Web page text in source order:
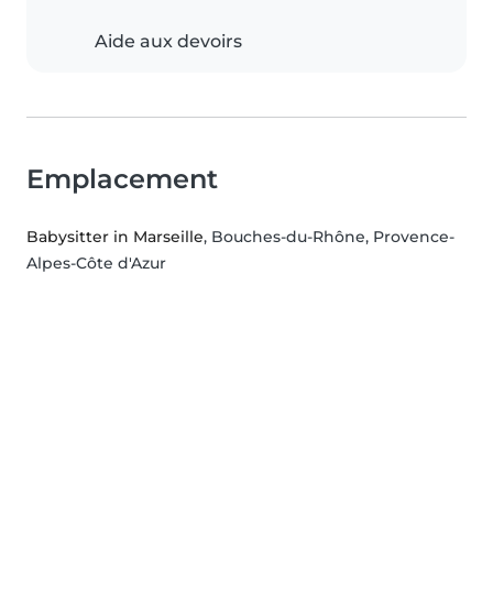
Aide aux devoirs
Emplacement
Babysitter in Marseille, Bouches-du-Rhône, Provence-
Alpes-Côte d'Azur